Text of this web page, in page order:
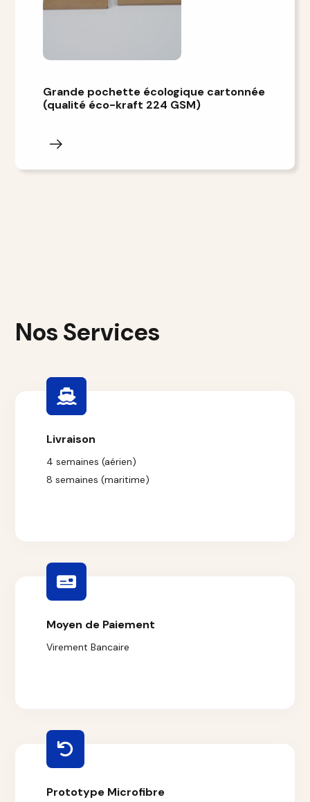
Grande pochette écologique cartonnée
(qualité éco-kraft 224 GSM)
Nos Services
Livraison
4 semaines (aérien)
8 semaines (maritime)
Moyen de Paiement
Virement Bancaire
Prototype Microfibre